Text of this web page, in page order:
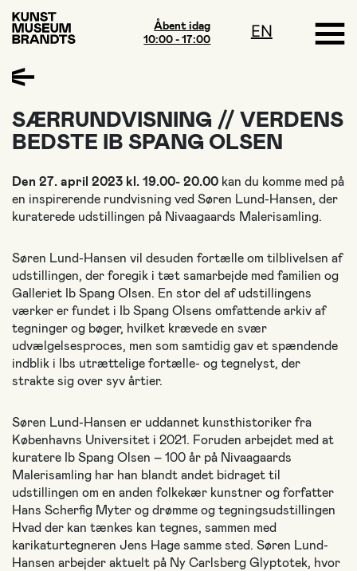
Åbent idag
10:00 - 17:00
EN
SÆRRUNDVISNING // VERDENS
BEDSTE IB SPANG OLSEN
Den 27. april 2023 kl. 19.00- 20.00 kan du komme med på
en inspirerende rundvisning ved Søren Lund-Hansen, der
kuraterede udstillingen på Nivaagaards Malerisamling.
Søren Lund-Hansen vil desuden fortælle om tilblivelsen af
udstillingen, der foregik i tæt samarbejde med familien og
Galleriet Ib Spang Olsen. En stor del af udstillingens
værker er fundet i Ib Spang Olsens omfattende arkiv af
tegninger og bøger, hvilket krævede en svær
udvælgelsesproces, men som samtidig gav et spændende
indblik i Ibs utrættelige fortælle- og tegnelyst, der
strakte sig over syv årtier.
Søren Lund-Hansen er uddannet kunsthistoriker fra
Københavns Universitet i 2021. Foruden arbejdet med at
kuratere Ib Spang Olsen – 100 år på Nivaagaards
Malerisamling har han blandt andet bidraget til
udstillingen om en anden folkekær kunstner og forfatter
Hans Scherfig Myter og drømme og tegningsudstillingen
Hvad der kan tænkes kan tegnes, sammen med
karikaturtegneren Jens Hage samme sted. Søren Lund-
Hansen arbejder aktuelt på Ny Carlsberg Glyptotek, hvor